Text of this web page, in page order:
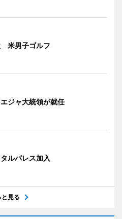
米男子ゴルフ
ジャ大統領が就任
ルパレス加入
と見る